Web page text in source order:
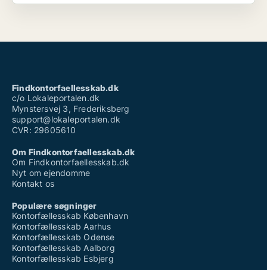
Findkontorfaellesskab.dk
c/o Lokaleportalen.dk
Mynstersvej 3, Frederiksberg
support@lokaleportalen.dk
CVR: 29605610
Om Findkontorfaellesskab.dk
Om Findkontorfaellesskab.dk
Nyt om ejendomme
Kontakt os
Populære søgninger
Kontorfællesskab København
Kontorfællesskab Aarhus
Kontorfællesskab Odense
Kontorfællesskab Aalborg
Kontorfællesskab Esbjerg